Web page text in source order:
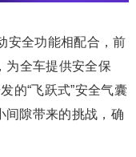
安全功能相配合，前
为全车提供安全保
的“飞跃式”安全气囊
间隙带来的挑战，确